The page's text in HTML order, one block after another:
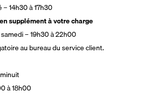
14h30 à 17h30
supplément à votre charge
– 19h30 à 22h00
au bureau du service client.
à 18h00